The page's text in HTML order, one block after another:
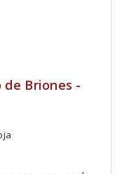
de Briones -